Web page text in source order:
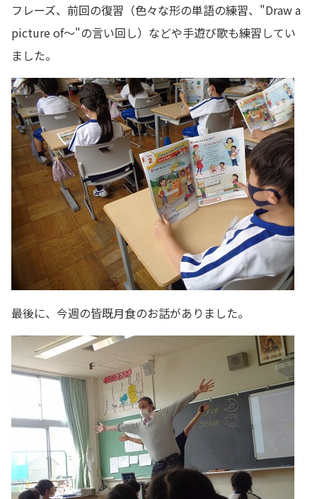
フレーズ、前回の復習（色々な形の単語の練習、"Draw a
picture of～"の言い回し）などや手遊び歌も練習してい
ました。
最後に、今週の皆既月食のお話がありました。